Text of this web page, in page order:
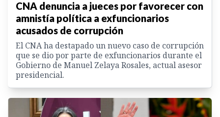
CNA denuncia a jueces por favorecer con
amnistía política a exfuncionarios
acusados de corrupción
El CNA ha destapado un nuevo caso de corrupción
que se dio por parte de exfuncionarios durante el
Gobierno de Manuel Zelaya Rosales, actual asesor
presidencial.